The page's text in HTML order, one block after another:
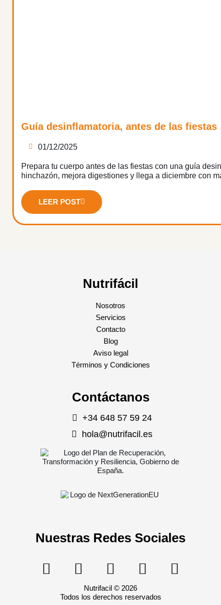
Guía desinflamatoria, antes de las fiestas
01/12/2025
Prepara tu cuerpo antes de las fiestas con una guía
hinchazón, mejora digestiones y llega a diciembre con
LEER POST
Nutrifácil
Nosotros
Servicios
Contacto
Blog
Aviso legal
Términos y Condiciones
Contáctanos
+34 648 57 59 24
hola@nutrifacil.es
Nuestras Redes Sociales
Nutrifacil © 2026
Todos los derechos reservados